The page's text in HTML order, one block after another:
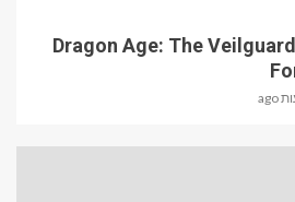
Dragon Age: The